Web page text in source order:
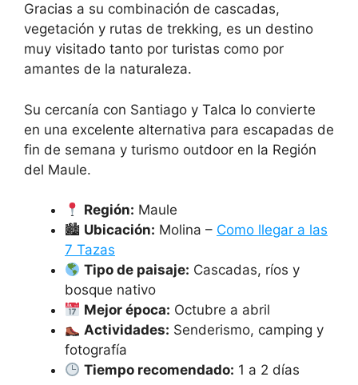
Gracias a su combinación de cascadas,
vegetación y rutas de trekking, es un destino
muy visitado tanto por turistas como por
amantes de la naturaleza.
Su cercanía con Santiago y Talca lo convierte
en una excelente alternativa para escapadas de
fin de semana y turismo outdoor en la Región
del Maule.
Región: Maule
🏙 Ubicación: Molina – Como llegar a las
7 Tazas
Tipo de paisaje: Cascadas, ríos y
bosque nativo
Mejor época: Octubre a abril
Actividades: Senderismo, camping y
fotografía
Tiempo recomendado: 1 a 2 días